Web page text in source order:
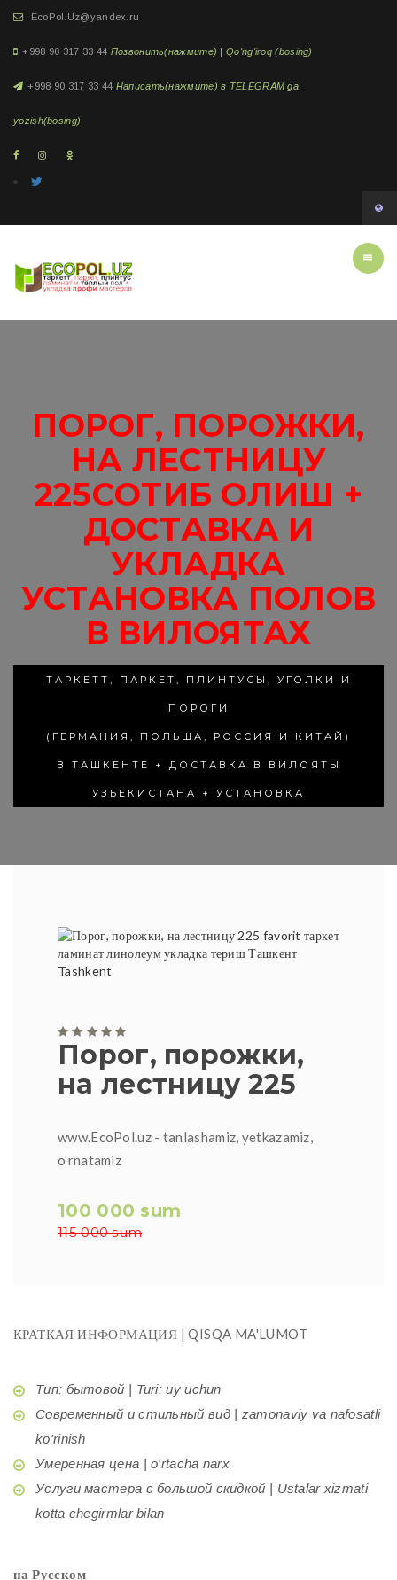
EcoPol.Uz@yandex.ru
+998 90 317 33 44 Позвонить(нажмите) | Qo'ng'iroq (bosing)
+998 90 317 33 44 Написать(нажмите) в TELEGRAM ga
yozish(bosing)
ПОРОГ, ПОРОЖКИ,
НА ЛЕСТНИЦУ
225СОТИБ ОЛИШ +
ДОСТАВКА И
УКЛАДКА
УСТАНОВКА ПОЛОВ
В ВИЛОЯТАХ
ТАРКЕТТ, ПАРКЕТ, ПЛИНТУСЫ, УГОЛКИ И
ПОРОГИ
(ГЕРМАНИЯ, ПОЛЬША, РОССИЯ И КИТАЙ)
В ТАШКЕНТЕ + ДОСТАВКА В ВИЛОЯТЫ
УЗБЕКИСТАНА + УСТАНОВКА
Порог, порожки,
на лестницу 225
www.EcoPol.uz - tanlashamiz, yetkazamiz,
o'rnatamiz
100 000 sum
115 000 sum
КРАТКАЯ ИНФОРМАЦИЯ | QISQA MA'LUMOT
Тип: бытовой | Turi: uy uchun
Современный и стильный вид | zamonaviy va nafosatli
ko'rinish
Умеренная цена | o'rtacha narx
Услуги мастера с большой скидкой | Ustalar xizmati
kotta chegirmlar bilan
на Русском